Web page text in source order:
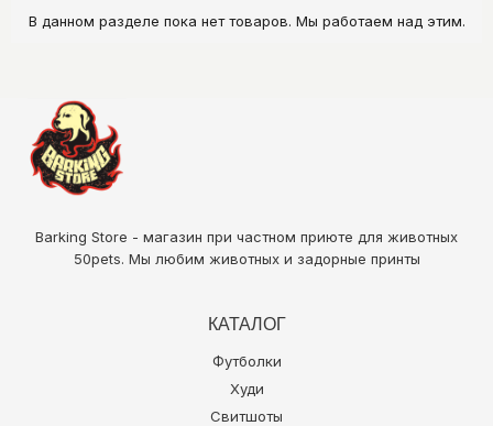
В данном разделе пока нет товаров. Мы работаем над этим.
Barking Store - магазин при частном приюте для животных
50pets. Мы любим животных и задорные принты
КАТАЛОГ
Футболки
Худи
Свитшоты